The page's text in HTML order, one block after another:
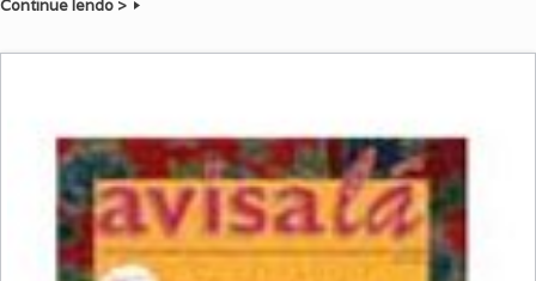
Continue lendo >